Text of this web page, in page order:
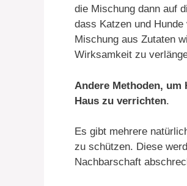
die Mischung dann auf
dass Katzen und
Mischung aus Zutaten
Wirksamkeit zu
Andere Methoden,
Haus zu verrichten.
Es gibt mehrere
zu schützen. Diese
Nachbarschaft